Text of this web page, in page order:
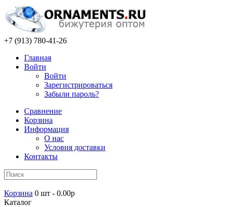
+7 (913) 780-41-26
Главная
Войти
Войти
Зарегистрироваться
Забыли пароль?
Сравнение
Корзина
Информация
О нас
Условия доставки
Контакты
Корзина 0 шт - 0.00р
Каталог